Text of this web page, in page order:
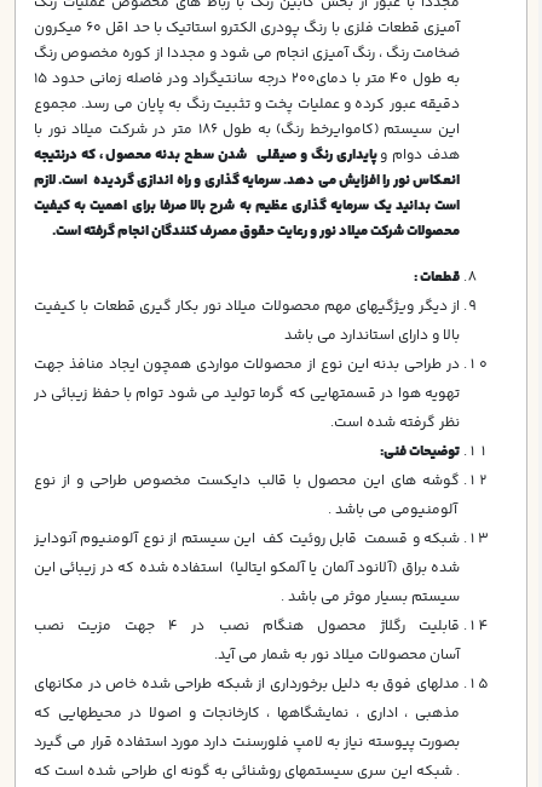
آمیزی قطعات فلزی با رنگ پودری الکترو استاتیک با حد اقل 60 میکرون
ضخامت رنگ ، رنگ آمیزی انجام می شود و مجددا از کوره مخصوص رنگ
به طول 40 متر با دمای200 درجه سانتیگراد ودر فاصله زمانی حدود 15
دقیقه عبور کرده و عملیات پخت و تثبیت رنگ به پایان می رسد. مجموع
این سیستم (کاموایرخط رنگ) به طول 186 متر در شرکت میلاد نور با
هدف دوام وپايداري رنگ و صیقلی شدن سطح بدنه محصول ، که درنتیجه
انعكاس نور را افزایش می دهد. سرمایه گذاری و راه اندازی گردیده است. لازم
است بدانید یک سرمایه گذاری عظیم به شرح بالا صرفا برای اهمیت به کیفیت
محصولات شرکت میلاد نور و رعایت حقوق مصرف کنندگان انجام گرفته است.
قطعات :
از ديگر ويژگيهاي مهم محصولات ميلاد نور بكار گيري قطعات با كيفيت
بالا و داراي استاندارد مي باشد
در طراحي بدنه اين نوع از محصولات مواردي همچون ايجاد منافذ جهت
تهويه هوا در قسمتهايي كه گرما توليد مي شود توام با حفظ زيبائي در
نظر گرفته شده است.
توضیحات فنی:
گوشه هاي اين محصول با قالب دایکست مخصوص طراحی و از نوع
آلومنيومي مي باشد .
شبكه و قسمت قابل روئیت كف اين سيستم از نوع آلومنيوم آنودايز
شده براق (آلانود آلمان یا آلمکو ایتالیا) استفاده شده كه در زيبائي اين
سيستم بسيار موثر مي باشد .
قابليت رگلاژ محصول هنگام نصب در 4 جهت مزيت نصب
آسان محصولات ميلاد نور به شمار مي آيد.
مدلهاي فوق به دليل برخورداري از شبكه طراحي شده خاص در مكانهاي
مذهبي ، اداري ، نمايشگاهها ، كارخانجات و اصولا در محيطهايي كه
بصورت پيوسته نياز به لامپ فلورسنت دارد مورد استفاده قرار مي گيرد
. شبكه اين سري سيستمهاي روشنائي به گونه اي طراحي شده است كه